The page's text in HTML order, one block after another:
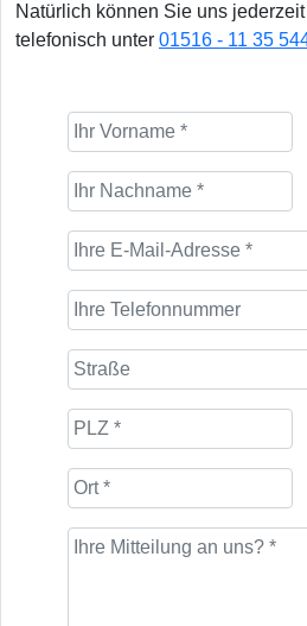
Natürlich können Sie uns
telefonisch unter 01516 - 11 35